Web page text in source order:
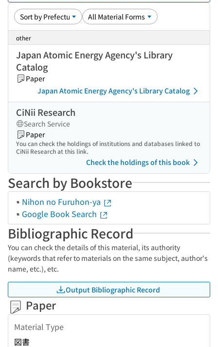
other
Japan Atomic Energy Agency's Library
Catalog
Paper
Japan Atomic Energy Agency's Library Catalog
CiNii Research
Search Service
Paper
You can check the holdings of institutions and databases linked to
CiNii Research at this link.
Check the holdings of this book
Search by Bookstore
Nihon no Furuhon-ya
Google Book Search
Bibliographic Record
You can check the details of this material, its authority
(keywords that refer to materials on the same subject, author's
name, etc.), etc.
Output Bibliographic Record
Paper
Material Type
図書